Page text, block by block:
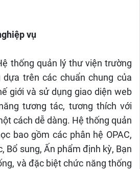
vụ
thống quản lý thư viện trường
trên các chuẩn chung của
giới và sử dụng giao diện web
tương tác, tương thích với
cách dễ dàng. Hệ thống quản
bao gồm các phân hệ OPAC,
Bổ sung, Ấn phẩm định kỳ, Bạn
và đặc biệt chức năng thống